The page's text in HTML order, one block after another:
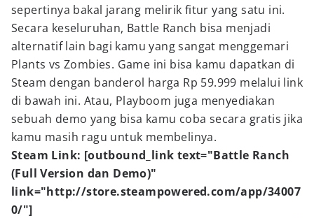
sepertinya bakal jarang melirik fitur yang satu ini.
Secara keseluruhan, Battle Ranch bisa menjadi
alternatif lain bagi kamu yang sangat menggemari
Plants vs Zombies. Game ini bisa kamu dapatkan di
Steam dengan banderol harga Rp 59.999 melalui link
di bawah ini. Atau, Playboom juga menyediakan
sebuah demo yang bisa kamu coba secara gratis jika
kamu masih ragu untuk membelinya.
Steam Link: [outbound_link text="Battle Ranch
(Full Version dan Demo)"
link="http://store.steampowered.com/app/34007
0/"]